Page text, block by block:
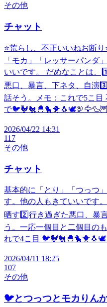
その他
チャット
⭐️荒らし、不正いいねお断り
「モカ」「レッサーパンダ
いいです。 だめなことは、
悪口、暴言、下ネタ、自演
話そう。メモ：これで5こ
で
2026/04/22 14:31
117
その他
チャット
基本的に「とり」「つっつ
す。他の人もきていいです
晒す2️⃣行き過ぎた悪口、暴
う。一応一個目と二個目の
れで4こ目
2026/04/11 18:25
107
その他
🐦️とつっつとモカりん